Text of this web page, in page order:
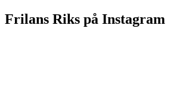
Frilans Riks på Instagram